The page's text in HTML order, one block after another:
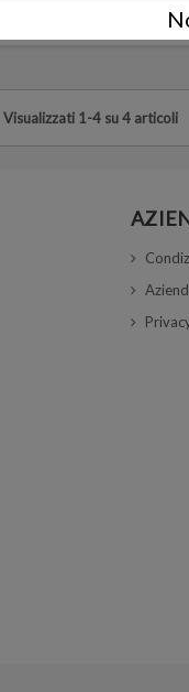
Visualizzati 1-4 su 4 articoli